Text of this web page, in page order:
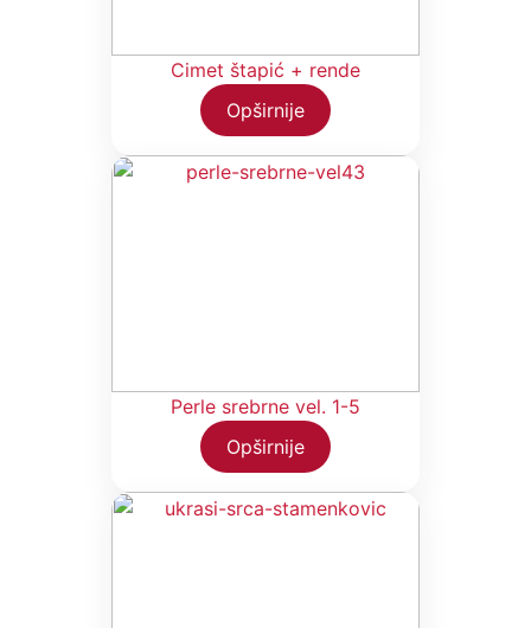
Cimet štapić + rende
Opširnije
Perle srebrne vel. 1-5
Opširnije